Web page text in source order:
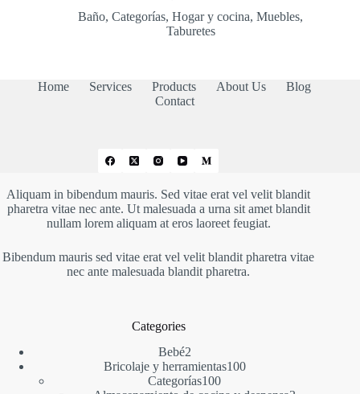
Baño,Categorías,Hogar y cocina,Muebles,
Taburetes
Home Services Products About Us
Blog
Contact
Aliquam in bibendum mauris. Sed vitae erat vel velit blandit
pharetra vitae nec ante. Ut malesuada a urna sit amet blandit
nullam lorem aliquam at eros laoreet feugiat.
Bibendum mauris sed vitae erat vel velit blandit pharetra vitae
nec ante malesuada blandit pharetra.
Categories
Bebé22
productos
Bricolaje y herramientas100100
Categorías100100